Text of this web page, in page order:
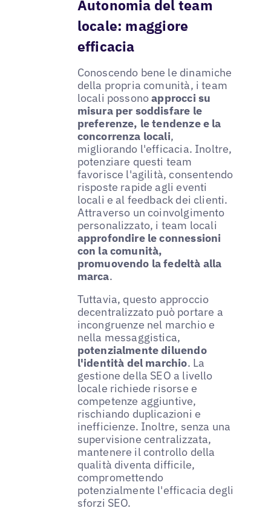
Autonomia del team
locale: maggiore
efficacia
Conoscendo bene le dinamiche
della propria comunità, i team
locali possonoapprocci su
misura per soddisfare le
preferenze, le tendenze e la
concorrenza locali,
migliorando l'efficacia. Inoltre,
potenziare questi team
favorisce l'agilità, consentendo
risposte rapide agli eventi
locali e al feedback dei clienti.
Attraverso un coinvolgimento
personalizzato, i team locali
approfondire le connessioni
con la comunità,
promuovendo la fedeltà alla
marca.
Tuttavia, questo approccio
decentralizzato può portare a
incongruenze nel marchio e
nella messaggistica,
potenzialmente diluendo
l'identità del marchio. La
gestione della SEO a livello
locale richiede risorse e
competenze aggiuntive,
rischiando duplicazioni e
inefficienze. Inoltre, senza una
supervisione centralizzata,
mantenere il controllo della
qualità diventa difficile,
compromettendo
potenzialmente l'efficacia degli
sforzi SEO.